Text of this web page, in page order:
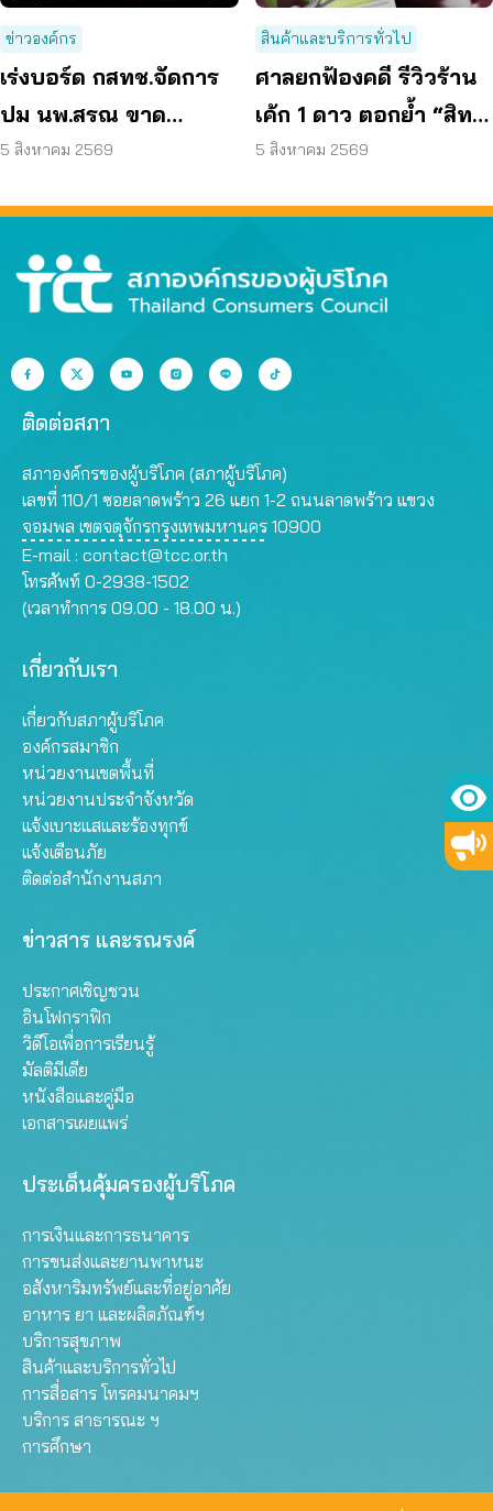
ข่าวองค์กร
เร่งบอร์ด กสทช.จัดการ
ปม นพ.สรณ ขาด
คุณสมบัติ ตามมติ
5 สิงหาคม 2569
สินค้าและบริการทั่วไป
ศาลยกฟ้องคดี รีวิวร้าน
เค้ก 1 ดาว ตอกย้ำ “สิทธิ
ผู้บริโภค” แสดงความคิด
5 สิงหาคม 2569
ติดต่อสภา
สภาองค์กรของผู้บริโภค (สภาผู้บริโภค)
เลขที่ 110/1 ซอยลาดพร้าว 26 แยก 1-2 ถนนลาดพร้าว แขวง
จอมพล เขตจตุจักรกรุงเทพมหานคร 10900
E-mail : contact@tcc.or.th
โทรศัพท์ 0-2938-1502
(เวลาทำการ 09.00 - 18.00 น.)
เกี่ยวกับเรา
เกี่ยวกับสภาผู้บริโภค
องค์กรสมาชิก
หน่วยงานเขตพื้นที่
หน่วยงานประจำจังหวัด
แจ้งเบาะแสและร้องทุกข์
แจ้งเตือนภัย
ติดต่อสำนักงานสภา
ข่าวสาร และรณรงค์
ประกาศเชิญชวน
อินโฟกราฟิก
วิดีโอเพื่อการเรียนรู้
มัลติมีเดีย
หนังสือและคู่มือ
เอกสารเผยแพร่
ประเด็นคุ้มครองผู้บริโภค
การเงินและการธนาคาร
การขนส่งและยานพาหนะ
อสังหาริมทรัพย์และที่อยู่อาศัย
อาหาร ยา และผลิตภัณฑ์ฯ
บริการสุขภาพ
สินค้าและบริการทั่วไป
การสื่อสาร โทรคมนาคมฯ
บริการ สาธารณะ ฯ
การศึกษา